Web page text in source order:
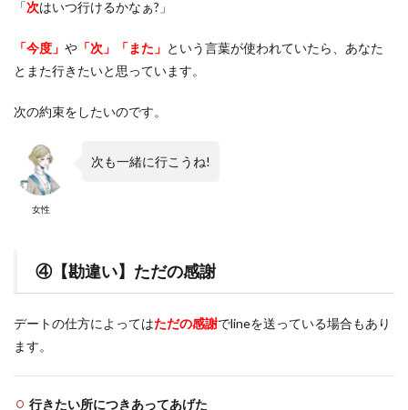
「次はいつ行けるかなぁ?」
「今度」 や 「次」「また」 という言葉が使われていたら、あなた
とまた行きたいと思っています。
次の約束をしたいのです。
女性
次も一緒に行こうね!
④【勘違い】ただの感謝
デートの仕方によってはただの感謝でlineを送っている場合もあり
ます。
行きたい所につきあってあげた